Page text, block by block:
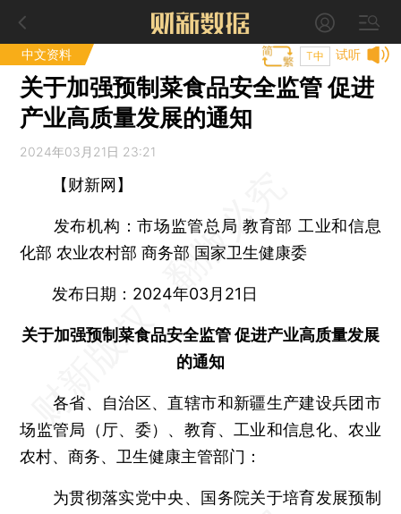
中文资料 试听
T中
关于加强预制菜食品安全监管 促进
产业高质量发展的通知
2024年03月21日 23:21
【财新网】
发布机构：市场监管总局 教育部 工业和信息
化部 农业农村部 商务部 国家卫生健康委
发布日期：2024年03月21日
关于加强预制菜食品安全监管 促进产业高质量发展
的通知
各省、自治区、直辖市和新疆生产建设兵团市
场监管局（厅、委）、教育、工业和信息化、农业
农村、商务、卫生健康主管部门：
为贯彻落实党中央、国务院关于培育发展预制